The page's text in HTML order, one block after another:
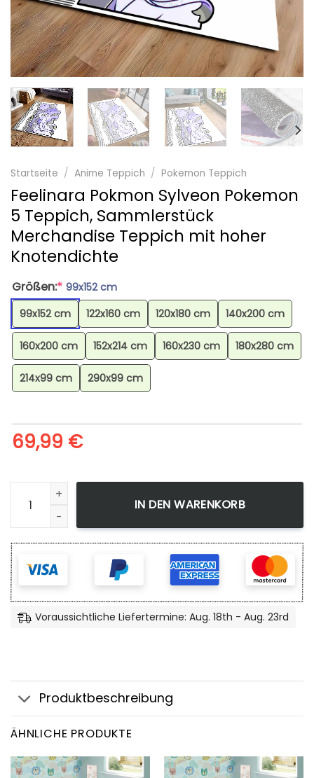
Startseite / Anime Teppich / Pokemon Teppich
Feelinara Pokmon Sylveon Pokemon
5 Teppich, Sammlerstück
Merchandise Teppich mit hoher
Knotendichte
Größen:* 99x152 cm
99x152 cm
122x160 cm 120x180 cm 140x200 cm
160x200 cm 152x214 cm 160x230 cm 180x280 cm
214x99 cm 290x99 cm
69,99 €
Feelinara Pokmon Sylveon Pokemon 5 Teppich,
IN DEN WARENKORB
Voraussichtliche Liefertermine: Aug. 18th - Aug. 23rd
Produktbeschreibung
ÄHNLICHE PRODUKTE